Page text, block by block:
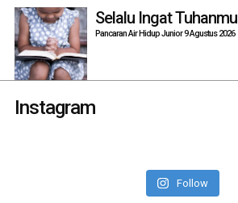
Selalu Ingat Tuhanmu
Pancaran Air Hidup Junior 9 Agustus 2026
Instagram
Follow